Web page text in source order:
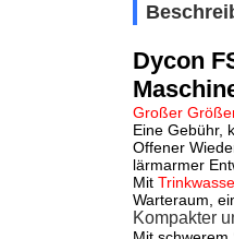
Dycon
Großer
Eine Gebühr,
Offener
lärmarmer
Mit
Warteraum,
Kompakter